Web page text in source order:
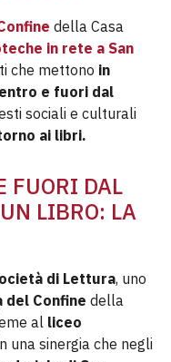
della Casa
in rete a San
che mettono in
e fuori dal
sociali e culturali
ai libri.
FUORI DAL
LIBRO: LA
di Lettura, uno
del Confine della
al liceo
una sinergia che negli